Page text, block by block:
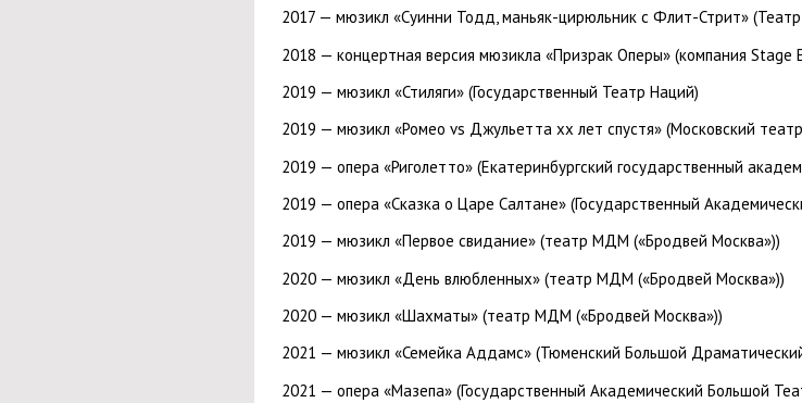
2017 — мюзикл «Суинни Тодд, маньяк-цирюльник с Флит-Стрит» (Театр
2018 — концертная версия мюзикла «Призрак Оперы» (компания Stage
2019 — мюзикл «Стиляги» (Государственный Театр Наций)
2019 — мюзикл «Ромео vs Джульетта xx лет спустя» (Московский
2019 — опера «Риголетто» (Екатеринбургский государственный
2019 — опера «Сказка о Царе Салтане» (Государственный
2019 — мюзикл «Первое свидание» (театр МДМ («Бродвей Москва»))
2020 — мюзикл «День влюбленных»(театр МДМ («Бродвей Москва»))
2020 — мюзикл «Шахматы» (театр МДМ («Бродвей Москва»))
2021 — мюзикл «Семейка Аддамс» (Тюменский Большой
2021 — опера «Мазепа» (Государственный Академический Большой